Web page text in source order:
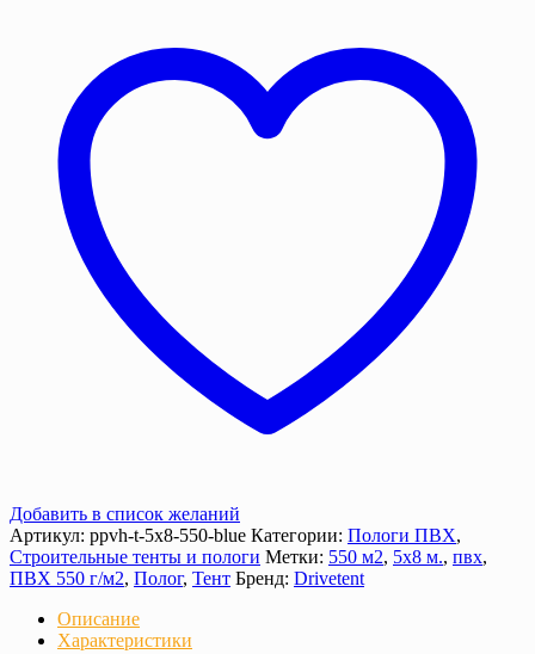
люверсами
Добавить в список желаний
Артикул: ppvh-t-5х8-550-blue Категории: Пологи ПВХ,
Строительные тенты и пологи Метки: 550 м2, 5х8 м., пвх,
ПВХ 550 г/м2, Полог, Тент Бренд: Drivetent
Описание
Характеристики